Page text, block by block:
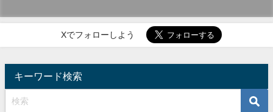
Xでフォローしよう
キーワード検索